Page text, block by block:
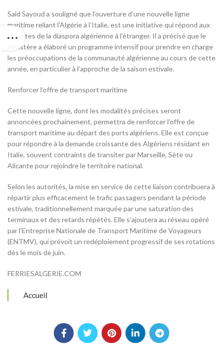
Said Sayoud a souligné que l’ouverture d’une nouvelle ligne
maritime reliant l’Algérie à l’Italie, est une initiative qui répond aux
attentes de la diaspora algérienne à l’étranger. Il a précisé que le
ministère a élaboré un programme intensif pour prendre en charge
les préoccupations de la communauté algérienne au cours de cette
année, en particulier à l’approche de la saison estivale.
Renforcer l’offre de transport maritime
Cette nouvelle ligne, dont les modalités précises seront
annoncées prochainement, permettra de renforcer l’offre de
transport maritime au départ des ports algériens. Elle est conçue
pour répondre à la demande croissante des Algériens résidant en
Italie, souvent contraints de transiter par Marseille, Sète ou
Alicante pour rejoindre le territoire national.
Selon les autorités, la mise en service de cette liaison contribuera à
répartir plus efficacement le trafic passagers pendant la période
estivale, traditionnellement marquée par une saturation des
terminaux et des retards répétés. Elle s’ajoutera au réseau opéré
par l’Entreprise Nationale de Transport Maritime de Voyageurs
(ENTMV), qui prévoit un redéploiement progressif de ses rotations
dès le mois de juin.
FERRIESALGERIE.COM
Accueil